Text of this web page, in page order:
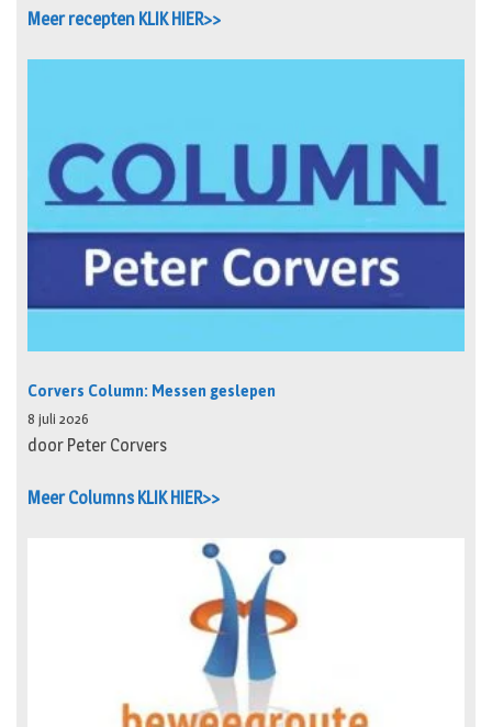
Meer recepten KLIK HIER>>
Corvers Column: Messen geslepen
8 juli 2026
door Peter Corvers
Meer Columns KLIK HIER>>